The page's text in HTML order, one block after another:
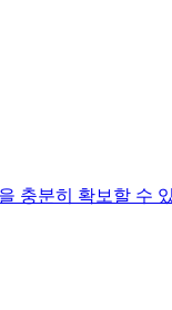
충분히 확보할 수